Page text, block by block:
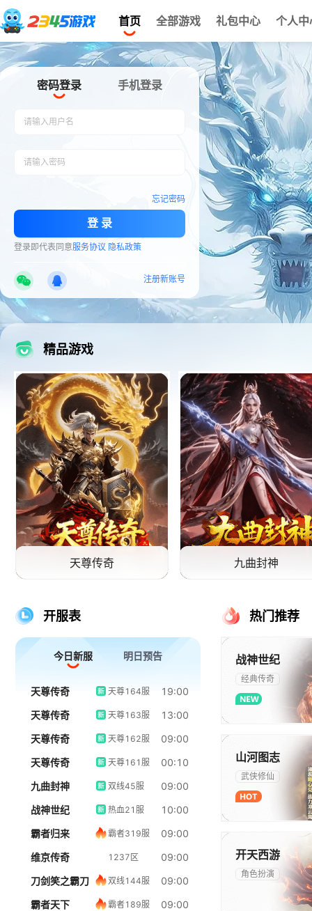
首页 全部游戏 礼包中心 个人中
密码登录 手机登录
请输入用户名
请输入密码
忘记密码
登 录
登录即代表同意服务协议 隐私政策
注册新账号
精品游戏
天尊传奇 九曲封神
开服表
今日新服 明日预告
天尊传奇 天尊164服
19:00
天尊传奇
天尊163服
13:00
天尊传奇
天尊162服
09:00
天尊传奇
天尊161服
00:10
九曲封神
双线45服
09:00
战神世纪
热血21服
10:00
霸者归来
霸者319服
09:00
维京传奇
1237区
09:00
刀剑笑之霸刀
双线144服
09:00
霸者天下
霸者189服
09:00
热门推荐
战神世纪
经典传奇
山河图志
武侠修仙
开天西游
角色扮演